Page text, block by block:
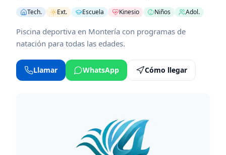
Tech. Ext. Escuela Kinesio Niños Adol.
Piscina deportiva en Montería con programas de
natación para todas las edades.
Llamar WhatsApp Cómo llegar